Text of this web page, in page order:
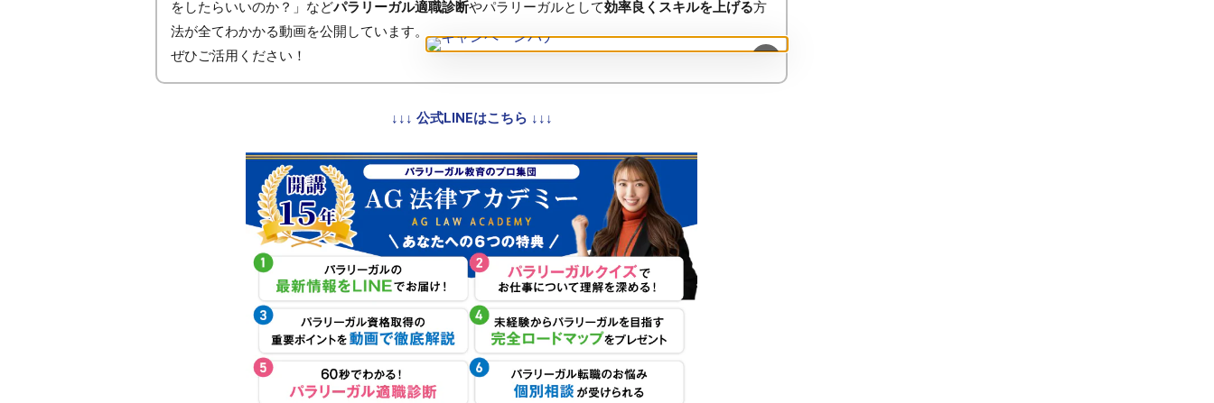
×
をしたらいいのか？」などパラリーガル適職診断やパラリーガルとして効率良くスキルを上げる方
法が全てわかかる動画を公開しています。
ぜひご活用ください！
↓↓↓ 公式LINEはこちら ↓↓↓